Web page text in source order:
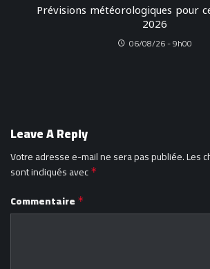
Prévisions météorologiques pour
2026
06/08/26 - 9h00
Leave A Reply
Votre adresse e-mail ne sera pas publiée.Les
sont indiqués avec *
Commentaire *